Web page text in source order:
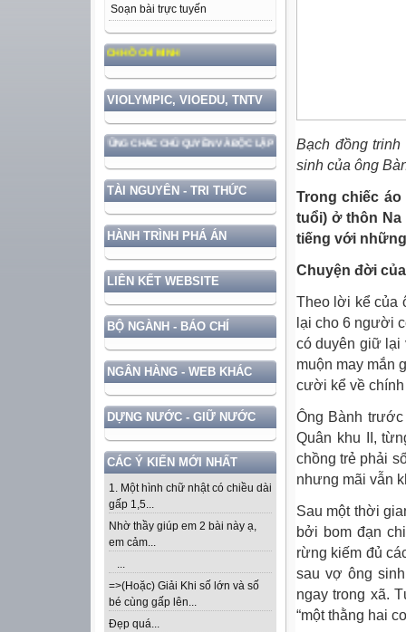
Soạn bài trực tuyến
PHONG CÁCH HỒ CHÍ MINH
VIOLYMPIC, VIOEDU, TNTV
VỚI BẢO VỆ VỮNG CHẮC CHỦ QUYỀN VÀ ĐỘC LẬP DÂN TỘC!
TÀI NGUYÊN - TRI THỨC
HÀNH TRÌNH PHÁ ÁN
LIÊN KẾT WEBSITE
BỘ NGÀNH - BÁO CHÍ
NGÂN HÀNG - WEB KHÁC
DỰNG NƯỚC - GIỮ NƯỚC
CÁC Ý KIẾN MỚI NHẤT
1. Một hình chữ nhật có chiều dài
gấp 1,5...
Nhờ thầy giúp em 2 bài này ạ,
em cảm...
...
=>(Hoặc) Giải Khi số lớn và số
bé cùng gấp lên...
Đẹp quá...
Bạch đồng
sinh của ông
Trong chiếc
tuổi) ở thôn Na
tiếng với
Chuyện đời
Theo lời kể của
lại cho 6 người
có duyên giữ lại
muộn may mắn
cười kể về
Ông Bành
Quân khu II,
chồng trẻ phải
nhưng mãi vẫn
Sau một thời
bởi bom đạn
rừng kiếm đủ
sau vợ ông
ngay trong xã.
“một thằng hai